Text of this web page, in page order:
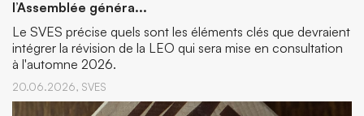
l’Assemblée généra...
Le SVES précise quels sont les éléments clés que devraient
intégrer la révision de la LEO qui sera mise en consultation
à l'automne 2026.
20.06.2026, SVES